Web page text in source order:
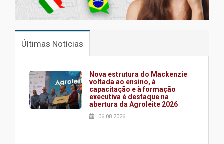
Últimas Notícias
Nova estrutura do Mackenzie
voltada ao ensino, à
capacitação e à formação
executiva é destaque na
abertura da Agroleite 2026
06.08.2026